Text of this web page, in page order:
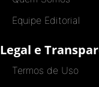
Equipe Editorial
Legal e
Termos de Uso